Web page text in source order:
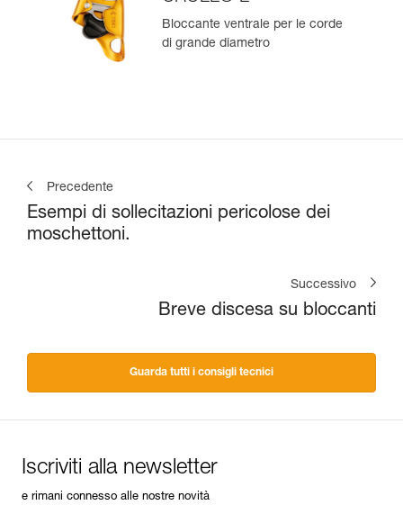
Bloccante ventrale per le corde
di grande diametro
Precedente
Esempi di sollecitazioni pericolose dei
moschettoni.
Successivo
Breve discesa su bloccanti
Guarda tutti i consigli tecnici
Iscriviti alla newsletter
e rimani connesso alle nostre novità